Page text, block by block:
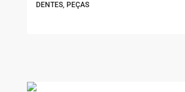
DENTES, PEÇAS